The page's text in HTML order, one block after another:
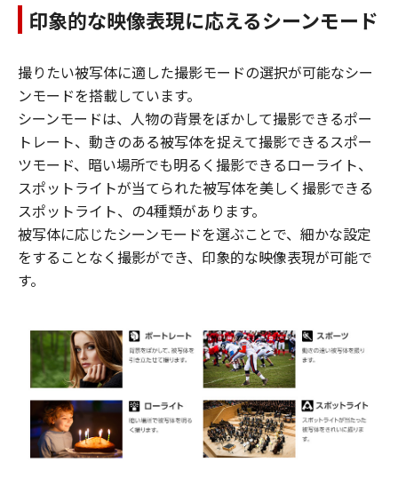
印象的な映像表現に応えるシーンモード
撮りたい被写体に適した撮影モードの選択が可能なシー
ンモードを搭載しています。
シーンモードは、人物の背景をぼかして撮影できるポー
トレート、動きのある被写体を捉えて撮影できるスポー
ツモード、暗い場所でも明るく撮影できるローライト、
スポットライトが当てられた被写体を美しく撮影できる
スポットライト、の4種類があります。
被写体に応じたシーンモードを選ぶことで、細かな設定
をすることなく撮影ができ、印象的な映像表現が可能で
す。